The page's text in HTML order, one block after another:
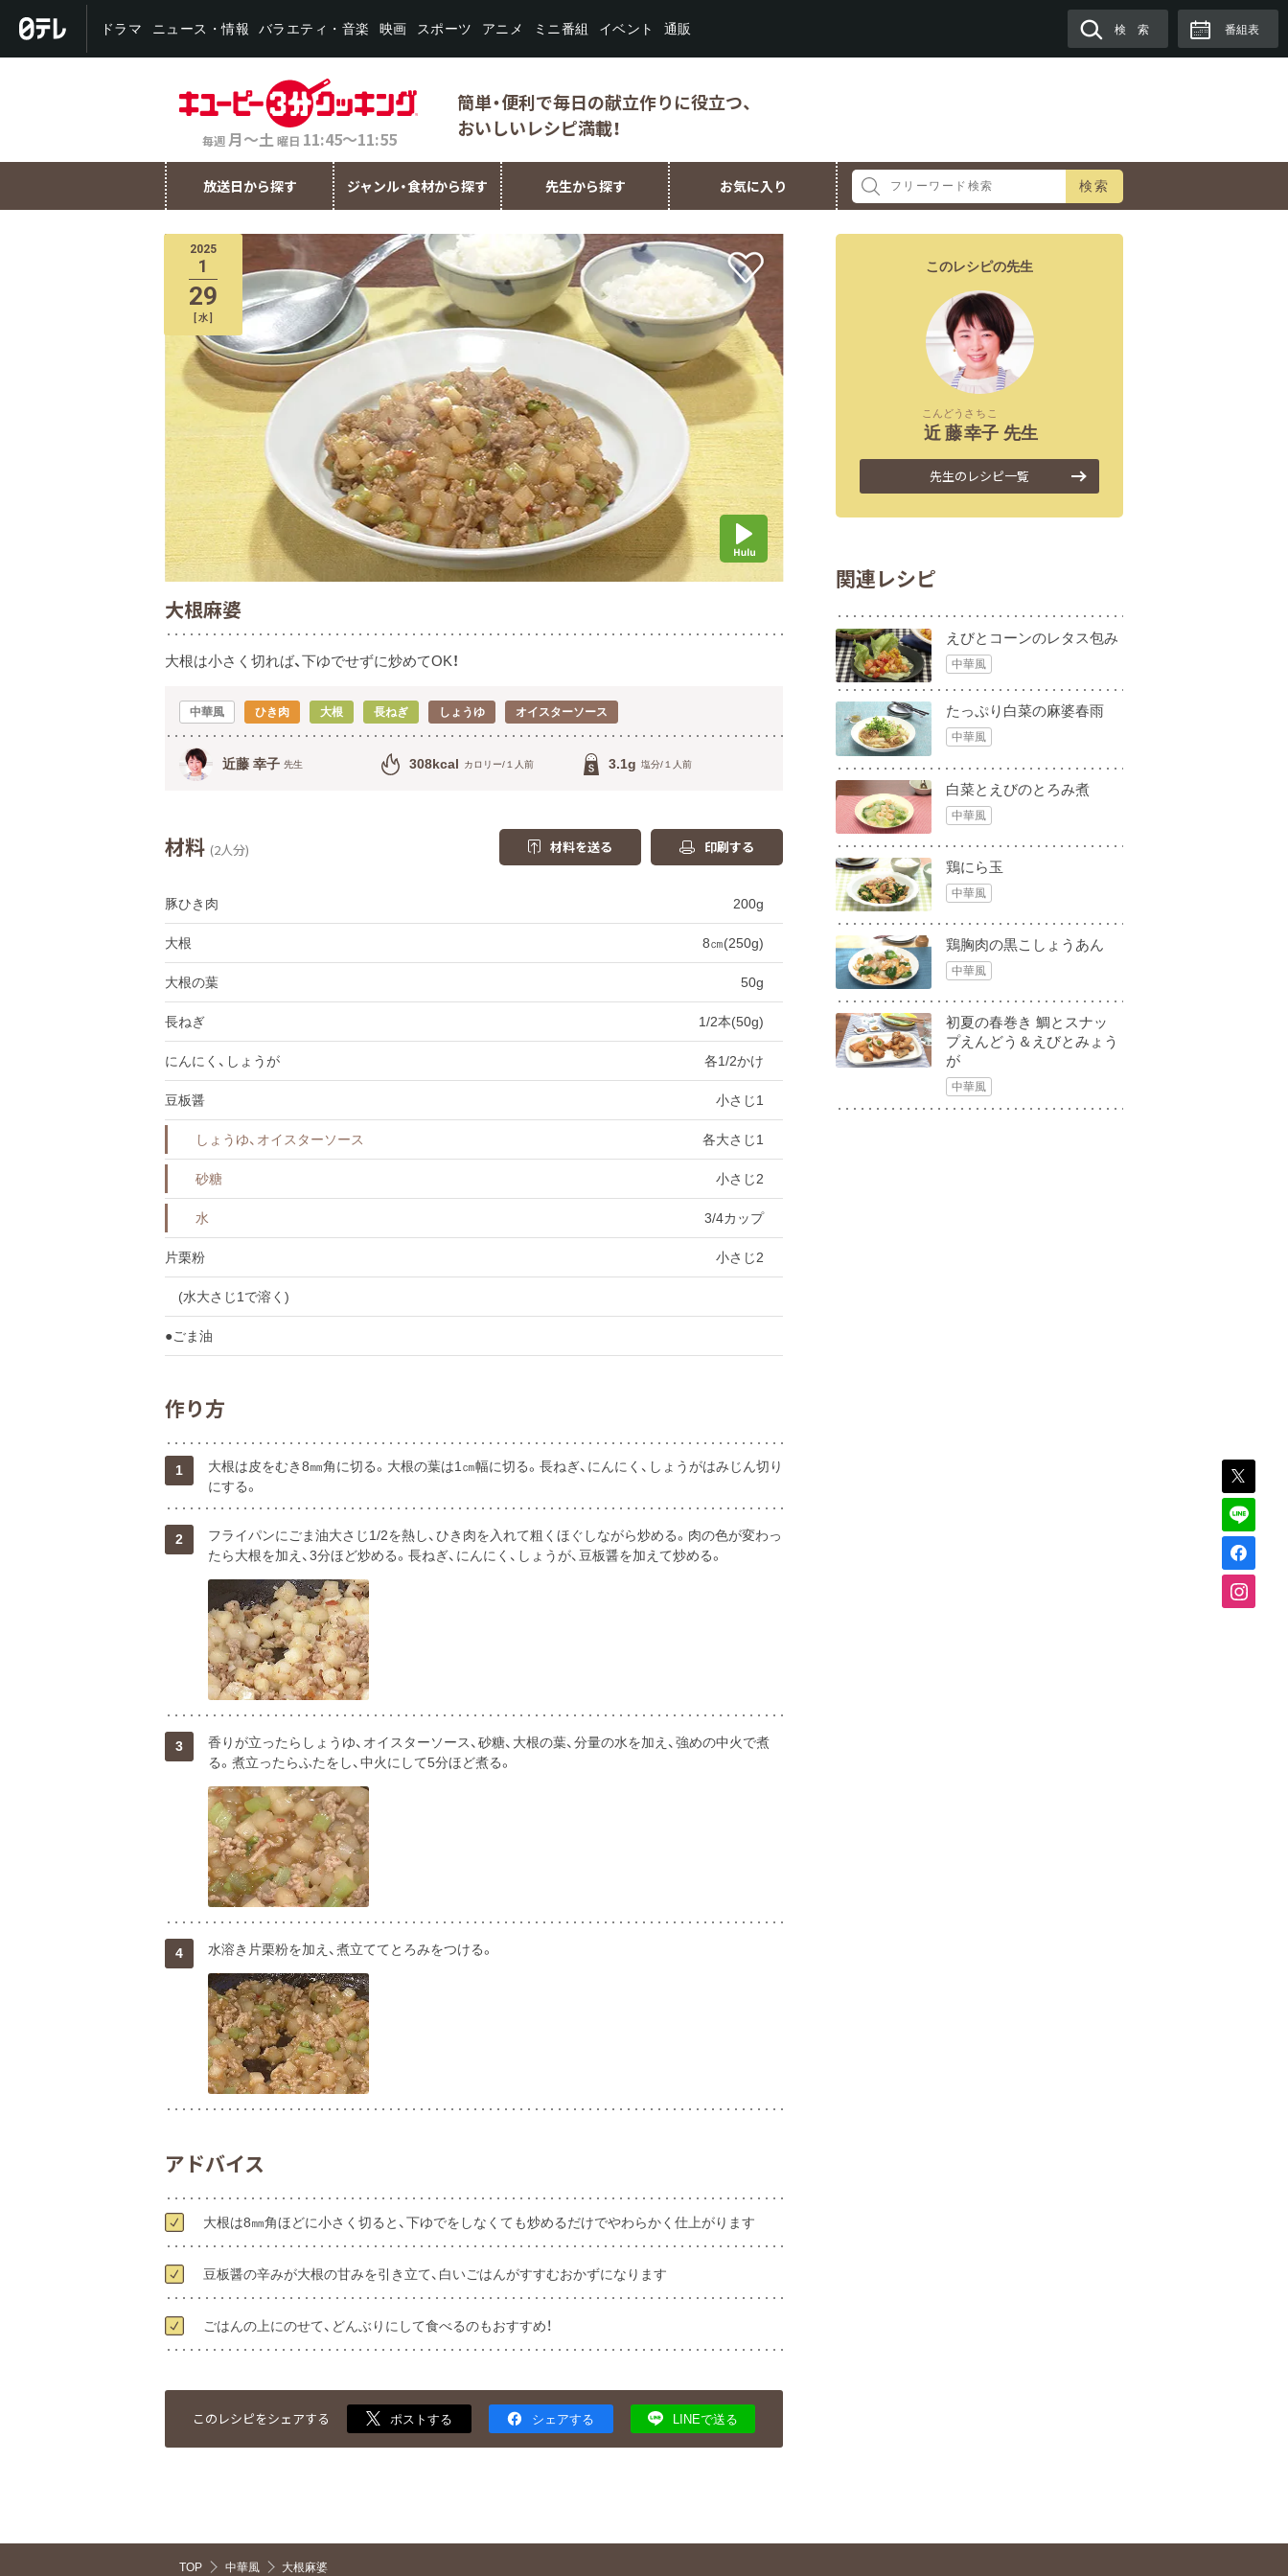
ドラマ ニュース・情報 バラエティ・音楽 映画 スポーツ アニメ ミニ番組 イベント 通販 検 索 番組表
毎週月～土 曜日 11:45～11:55
簡単・便利で毎日の献立作りに役立つ、
おいしいレシピ満載！
放送日から探す ジャンル・食材から探す 先生から探す お気に入り 検索
2025
1
29
水]
大根麻婆
大根は小さく切れば、下ゆでせずに炒めてOK！
中華風 ひき肉 大根 長ねぎ しょうゆ オイスターソース
近藤 幸子 先生 308kcal カロリー/１人前 3.1g 塩分/１人前
材料 (2人分) 材料を送る 印刷する
豚ひき肉 200g
大根 8㎝(250g)
大根の葉 50g
長ねぎ 1/2本(50g)
にんにく、しょうが 各1/2かけ
豆板醤 小さじ1
しょうゆ、オイスターソース 各大さじ1
砂糖 小さじ2
水 3/4カップ
片栗粉 小さじ2
(水大さじ1で溶く)
●ごま油
作り方
1
大根は皮をむき8㎜角に切る。大根の葉は1㎝幅に切る。長ねぎ、にんにく、しょうがはみじん切り
にする。
2
フライパンにごま油大さじ1/2を熱し、ひき肉を入れて粗くほぐしながら炒める。肉の色が変わっ
たら大根を加え、3分ほど炒める。長ねぎ、にんにく、しょうが、豆板醤を加えて炒める。
3
香りが立ったらしょうゆ、オイスターソース、砂糖、大根の葉、分量の水を加え、強めの中火で煮
る。煮立ったらふたをし、中火にして5分ほど煮る。
4 水溶き片栗粉を加え、煮立ててとろみをつける。
アドバイス
大根は8㎜角ほどに小さく切ると、下ゆでをしなくても炒めるだけでやわらかく仕上がります
豆板醤の辛みが大根の甘みを引き立て、白いごはんがすすむおかずになります
ごはんの上にのせて、どんぶりにして食べるのもおすすめ！
このレシピをシェアする ポストする シェアする LINEで送る
このレシピの先生
近藤
こんどう
幸子
さちこ
先生
先生のレシピ一覧
関連レシピ
えびとコーンのレタス包み
中華風
たっぷり白菜の麻婆春雨
中華風
白菜とえびのとろみ煮
中華風
鶏にら玉
中華風
鶏胸肉の黒こしょうあん
中華風
初夏の春巻き 鯛とスナッ
プえんどう＆えびとみょう
が
中華風
TOP 中華風 大根麻婆